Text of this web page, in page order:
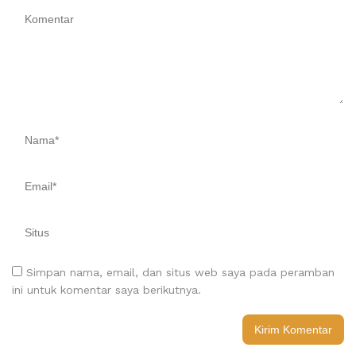
Simpan nama, email, dan situs web saya pada peramban
ini untuk komentar saya berikutnya.